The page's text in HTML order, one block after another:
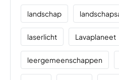
landschap
laserlicht Lavaplaneet
leergemeenschappen